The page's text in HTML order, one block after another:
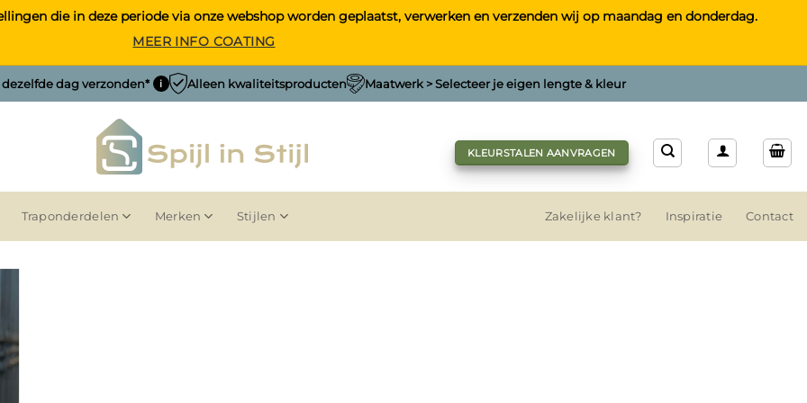
die in deze periode via onze webshop worden geplaatst, verwerken en verzenden wij op maandag en donderdag.
MEER INFO COATING
dag verzonden* i Alleen kwaliteitsproducten Maatwerk > Selecteer je eigen lengte & kleur
KLEURSTALEN AANVRAGEN
Traponderdelen Merken Stijlen Zakelijke klant? Inspiratie Contact